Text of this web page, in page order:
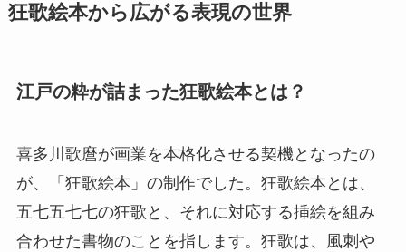
狂歌絵本から広がる表現の世界
江戸の粋が詰まった狂歌絵本とは？
喜多川歌麿が画業を本格化させる契機となったの
が、「狂歌絵本」の制作でした。狂歌絵本とは、
五七五七七の狂歌と、それに対応する挿絵を組み
合わせた書物のことを指します。狂歌は、風刺や